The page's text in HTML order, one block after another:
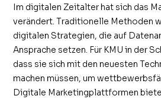
Im digitalen Zeitalter hat sich das
verändert. Traditionelle Methoden
digitalen Strategien, die auf
Ansprache setzen. Für KMU in der
dass sie sich mit den neuesten
machen müssen, um
Digitale Marketingplattformen